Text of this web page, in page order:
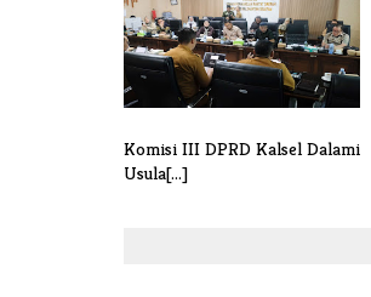
Komisi III DPRD Kalsel Dalami
Usula[...]